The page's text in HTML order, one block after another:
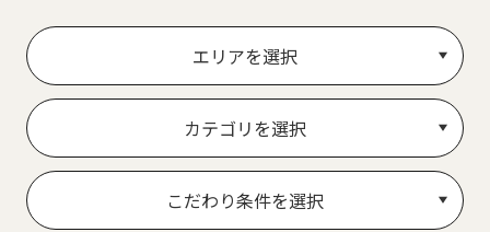
エリアを選択
カテゴリを選択
こだわり条件を選択